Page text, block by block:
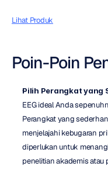
Lihat Produk
Poin-Poin
Pilih Perangkat yang
EEG ideal Anda
Perangkat yang
menjelajahi kebugaran
diperlukan untuk
penelitian akademis